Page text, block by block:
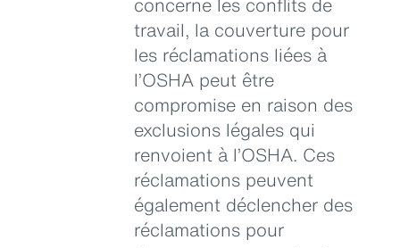
travail, la couverture pour
les réclamations liées à
l’OSHA peut être
compromise en raison des
exclusions légales qui
renvoient à l’OSHA. Ces
réclamations peuvent
également déclencher des
réclamations pour